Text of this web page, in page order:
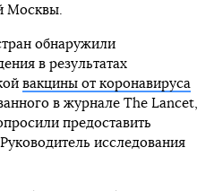
Москвы.
обнаружили
в результатах
вакцины от коронавируса
в журнале The Lancet,
предоставить
исследования